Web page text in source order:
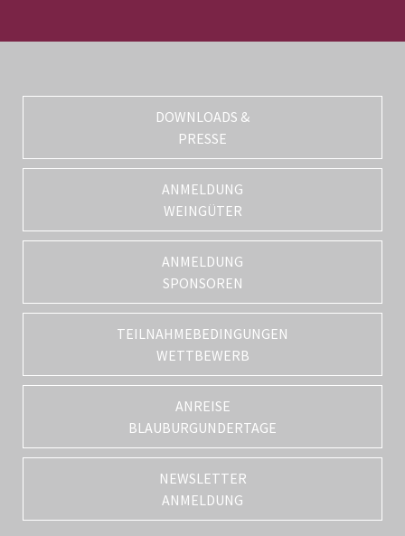
DOWNLOADS &
PRESSE
ANMELDUNG
WEINGÜTER
ANMELDUNG
SPONSOREN
TEILNAHMEBEDINGUNGEN
WETTBEWERB
ANREISE
BLAUBURGUNDERTAGE
NEWSLETTER
ANMELDUNG